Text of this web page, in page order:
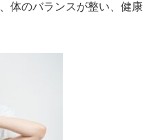
体のバランスが整い、健康